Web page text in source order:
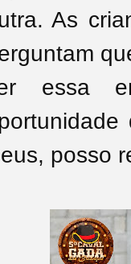
As
essa
posso